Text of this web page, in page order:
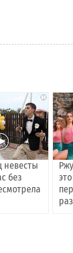
i
невесты
без
раз